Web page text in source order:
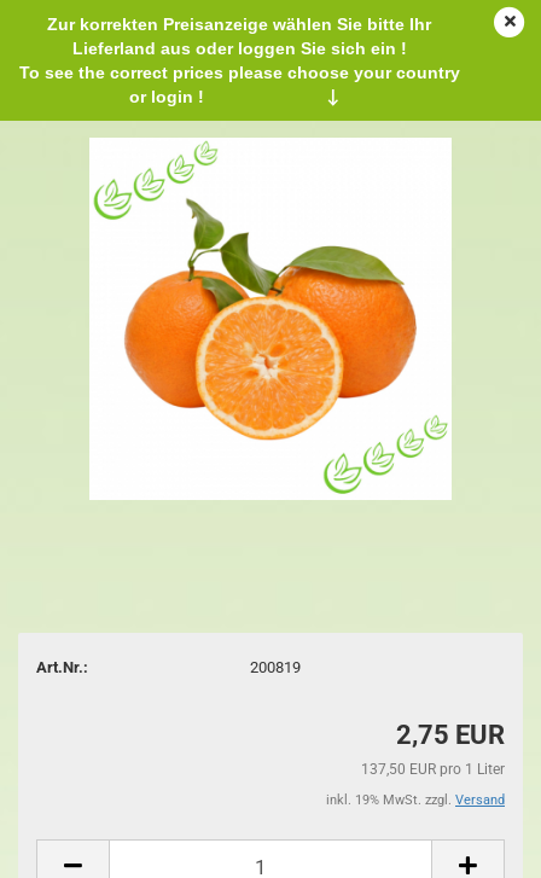
Zur korrekten Preisanzeige wählen Sie bitte Ihr
Lieferland aus oder loggen Sie sich ein !
To see the correct prices please choose your country
or login !
↓
Äth. Orangenöl kaltgepresst 20 ml
Art.Nr.: 200819
2,75 EUR
137,50 EUR pro 1 Liter
inkl. 19% MwSt. zzgl. Versand